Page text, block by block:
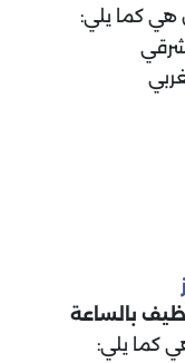
هي كما يلي:
بالساعة
هي كما يلي: